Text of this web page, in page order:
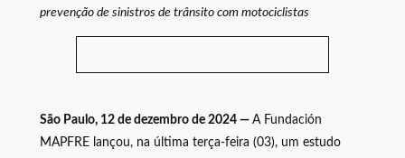
prevenção de sinistros de trânsito com motociclistas
São Paulo, 12 de dezembro de 2024 — A Fundación
MAPFRE lançou, na última terça-feira (03), um estudo